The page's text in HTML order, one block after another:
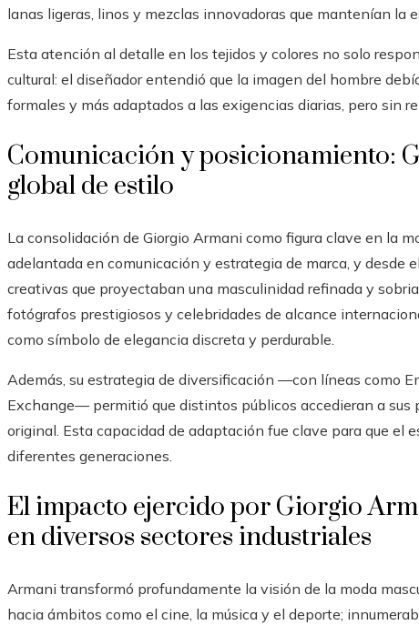
lanas ligeras, linos y mezclas innovadoras que mantenían la
Esta atención al detalle en los tejidos y colores no solo
cultural: el diseñador entendió que la imagen del hombre
formales y más adaptados a las exigencias diarias, pero sin
Comunicación y posicionamiento:
global de estilo
La consolidación de Giorgio Armani como figura clave en la
adelantada en comunicación y estrategia de marca, y desde
creativas que proyectaban una masculinidad refinada y
fotógrafos prestigiosos y celebridades de alcance
como símbolo de elegancia discreta y perdurable.
Además, su estrategia de diversificación —con líneas como
Exchange— permitió que distintos públicos accedieran a sus
original. Esta capacidad de adaptación fue clave para que el
diferentes generaciones.
El impacto ejercido por Giorgio
en diversos sectores industriales
Armani transformó profundamente la visión de la moda
hacia ámbitos como el cine, la música y el deporte;